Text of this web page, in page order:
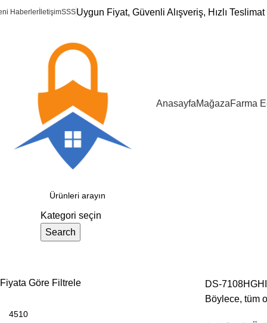
Haberler İletişimSSSUygun Fiyat, Güvenli Alışveriş, Hızlı
AnasayfaMağazaFarma
Kategori seçin
Search
Fiyata Göre Filtrele
DS-
Böylece, tüm